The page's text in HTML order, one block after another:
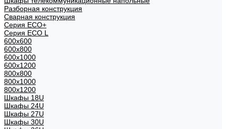
Разборная конструкция
Сварная конструкция
Серия ECO+
Серия ECO L
600x600
600x800
600х1000
600х1200
800x800
800х1000
800х1200
Шкафы 18U
Шкафы 24U
Шкафы 27U
Шкафы 30U